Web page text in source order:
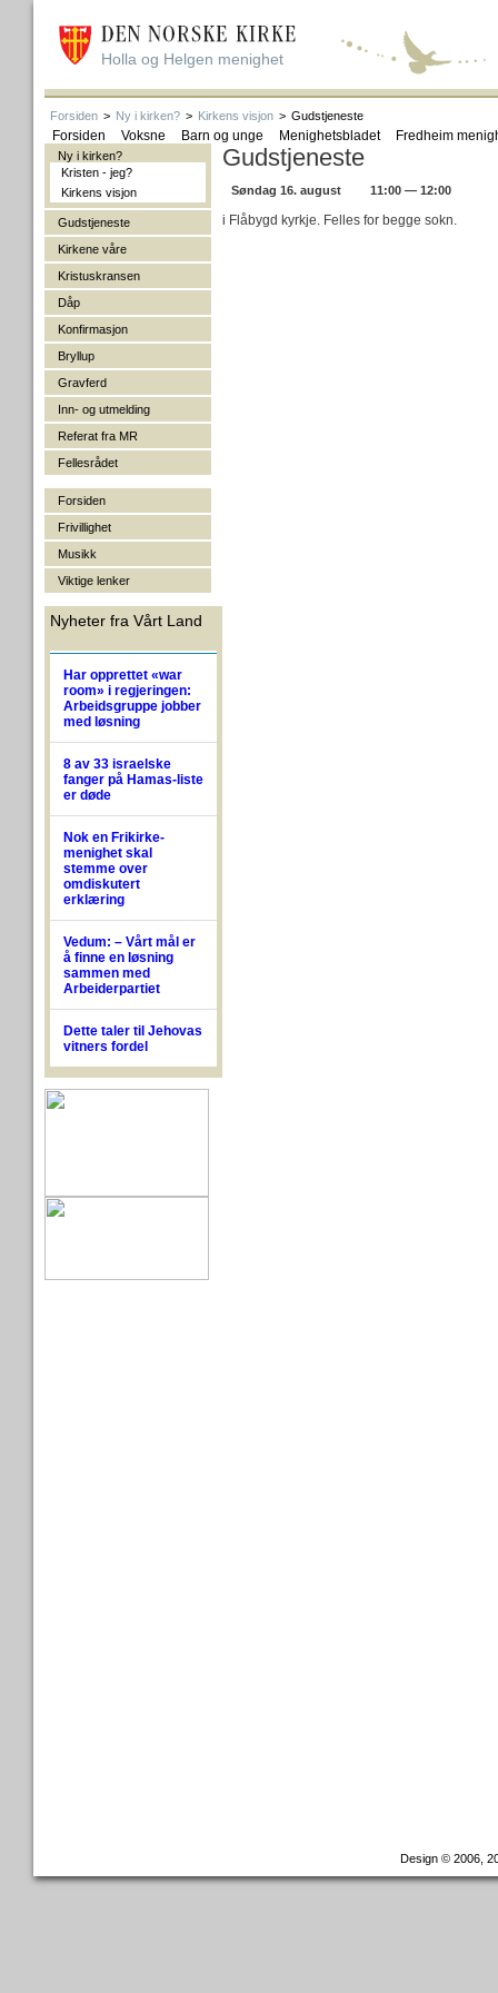
Holla og Helgen menighet
Forsiden > Ny i kirken? > Kirkens visjon > Gudstjeneste
Forsiden Voksne Barn og unge Menighetsbladet Fredheim
Ny i kirken?
Kristen - jeg?
Kirkens visjon
Gudstjeneste
Kirkene våre
Kristuskransen
Dåp
Konfirmasjon
Bryllup
Gravferd
Inn- og utmelding
Referat fra MR
Fellesrådet
Forsiden
Frivillighet
Musikk
Viktige lenker
Nyheter fra Vårt Land
Har opprettet «war
room» i regjeringen:
Arbeidsgruppe jobber
med løsning
8 av 33 israelske
fanger på Hamas-liste
er døde
Nok en Frikirke-
menighet skal
stemme over
omdiskutert
erklæring
Vedum: – Vårt mål er
å finne en løsning
sammen med
Arbeiderpartiet
Dette taler til Jehovas
vitners fordel
Gudstjeneste
Søndag 16. august 11:00 — 12:00
i Flåbygd kyrkje. Felles for begge sokn.
Design © 2006,